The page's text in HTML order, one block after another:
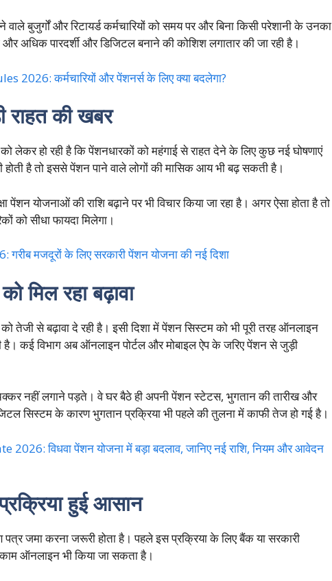
बुजुर्गों और रिटायर्ड कर्मचारियों को समय पर और बिना किसी परेशानी के उनका
अधिक पारदर्शी और डिजिटल बनाने की कोशिश लगातार की जा रही है।
2026: कर्मचारियों और पेंशनर्स के लिए क्या बदलेगा?
राहत की खबर
लेकर हो रही है कि पेंशनधारकों को महंगाई से राहत देने के लिए कुछ नई घोषणाएं
होती है तो इससे पेंशन पाने वाले लोगों की मासिक आय भी बढ़ सकती है।
पेंशन योजनाओं की राशि बढ़ाने पर भी विचार किया जा रहा है। अगर ऐसा होता है तो
को सीधा फायदा मिलेगा।
मजदूरों के लिए सरकारी पेंशन योजना की नई दिशा
मिल रहा बढ़ावा
से बढ़ावा दे रही है। इसी दिशा में पेंशन सिस्टम को भी पूरी तरह ऑनलाइन
है। कई विभाग अब ऑनलाइन पोर्टल और मोबाइल ऐप के जरिए पेंशन से जुड़ी
नहीं लगाने पड़ते। वे घर बैठे ही अपनी पेंशन स्टेटस, भुगतान की तारीख और
सिस्टम के कारण भुगतान प्रक्रिया भी पहले की तुलना में काफी तेज हो गई है।
विधवा पेंशन योजना में बड़ा बदलाव, जानिए नई राशि, नियम और आवेदन
हुई आसान
जमा करना जरूरी होता है। पहले इस प्रक्रिया के लिए बैंक या सरकारी
ऑनलाइन भी किया जा सकता है।